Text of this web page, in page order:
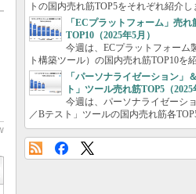
トの国内売れ筋TOP5をそれぞれ紹介し
「ECプラットフォーム」売れ
TOP10（2025年5月）
今週は、ECプラットフォーム
ト構築ツール）の国内売れ筋TOP10を
「パーソナライゼーション」
ト」ツール売れ筋TOP5（2025
今週は、パーソナライゼーシ
／Bテスト」ツールの国内売れ筋各